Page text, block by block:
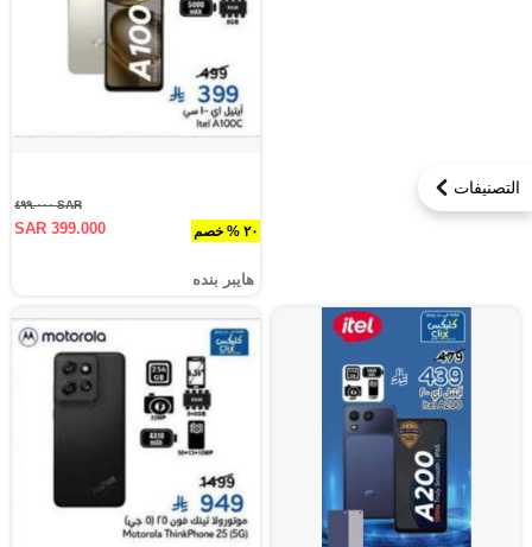
التصنيفات
٢٠ % خصم
SAR ٤٩٩.٠٠٠
SAR 399.000
هايبر بنده